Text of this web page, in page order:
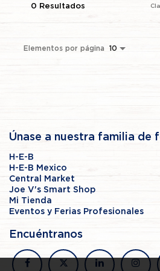
0 Resultados
Elementos por página 10
Únase a nuestra familia de
H-E-B
H-E-B Mexico
Central Market
Joe V's Smart Shop
Mi Tienda
Eventos y Ferias Profesionales
Encuéntranos
facebook
x linkedin